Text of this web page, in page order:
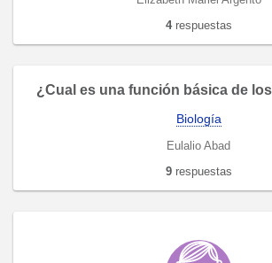
4respuestas
¿Cual es una función básica de
Biología
Eulalio Abad
9respuestas